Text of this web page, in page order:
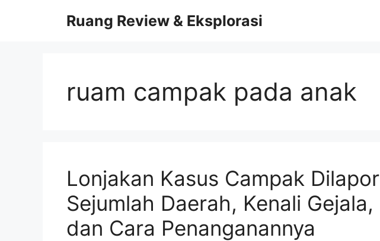
Ruang Review & Eksplorasi
ruam campak pada anak
Lonjakan Kasus Campak
Sejumlah Daerah, Kenali Gejala,
dan Cara Penanganannya